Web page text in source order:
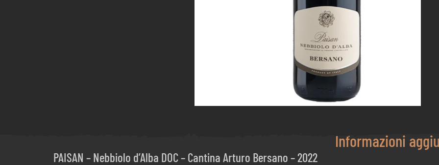
PAISAN – Nebbiolo d’Alba DOC – Cantina Arturo Bersano – 2022
Informazioni